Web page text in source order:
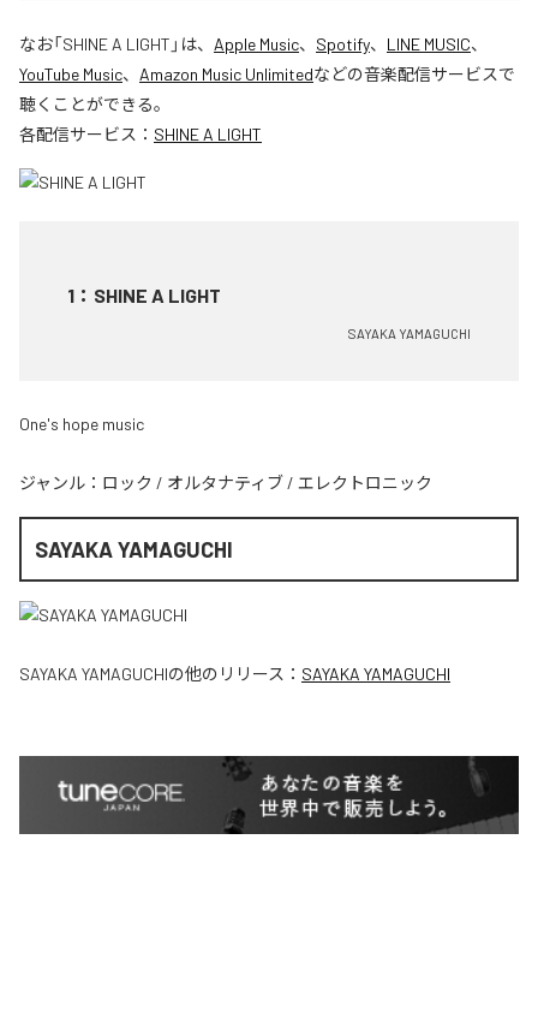
なお「SHINE A LIGHT 」は、 Apple Music、 Spotify、 LINE MUSIC、
YouTube Music、 Amazon Music Unlimitedなどの音楽配信サービスで
聴くことができる。
各配信サービス： SHINE A LIGHT
1 ： SHINE A LIGHT
SAYAKA YAMAGUCHI
One's hope music
ジャンル： ロック / オルタナティブ / エレクトロニック
SAYAKA YAMAGUCHI
SAYAKA YAMAGUCHIの他のリリース： SAYAKA YAMAGUCHI